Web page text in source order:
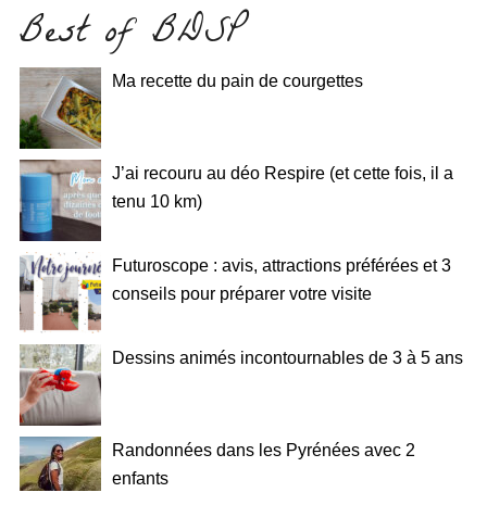
Best of BDSP
Ma recette du pain de courgettes
J’ai recouru au déo Respire (et cette fois, il a
tenu 10 km)
Futuroscope : avis, attractions préférées et 3
conseils pour préparer votre visite
Dessins animés incontournables de 3 à 5 ans
Randonnées dans les Pyrénées avec 2
enfants